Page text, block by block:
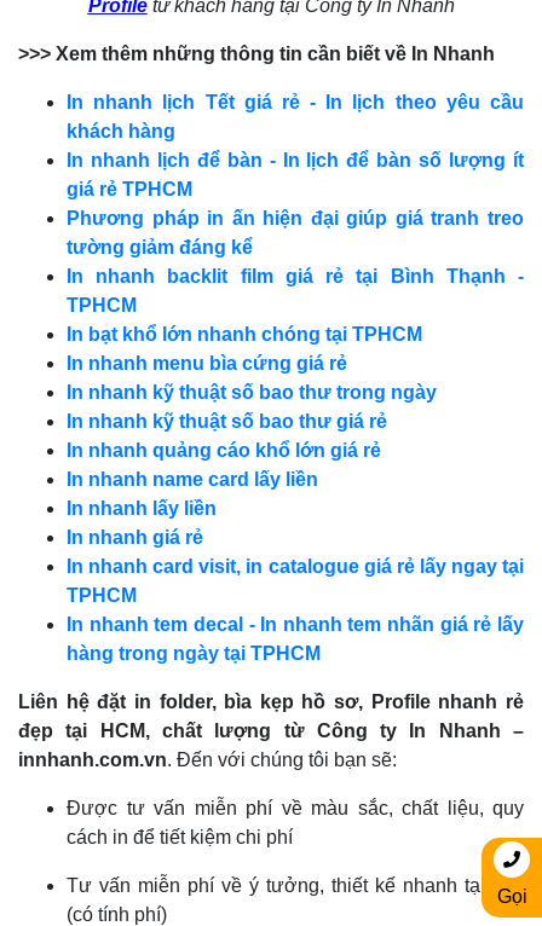
Profiletừ khách hàng tại Công ty In Nhanh
>>> Xem thêm những thông tin cần biết về In Nhanh
In nhanh lịch Tết giá rẻ - In lịch theo yêu cầu
khách hàng
In nhanh lịch để bàn - In lịch để bàn số lượng ít
giá rẻ TPHCM
Phương pháp in ấn hiện đại giúp giá tranh treo
tường giảm đáng kể
In nhanh backlit film giá rẻ tại Bình Thạnh -
TPHCM
In bạt khổ lớn nhanh chóng tại TPHCM
In nhanh menu bìa cứng giá rẻ
In nhanh kỹ thuật số bao thư trong ngày
In nhanh kỹ thuật số bao thư giá rẻ
In nhanh quảng cáo khổ lớn giá rẻ
In nhanh name card lấy liền
In nhanh lấy liền
In nhanh giá rẻ
In nhanh card visit, in catalogue giá rẻ lấy ngay tại
TPHCM
In nhanh tem decal - In nhanh tem nhãn giá rẻ lấy
hàng trong ngày tại TPHCM
Liên hệ đặt in folder, bìa kẹp hồ sơ, Profilenhanh rẻ
đẹp tại HCM, chất lượng từ Công ty In Nhanh –
innhanh.com.vn. Đến với chúng tôi bạn sẽ:
Được tư vấn miễn phí về màu sắc, chất liệu, quy
cách in để tiết kiệm chi phí
Tư vấn miễn phí về ý tưởng, thiết kế nhanh tại chỗ
(có tính phí)
Gọi